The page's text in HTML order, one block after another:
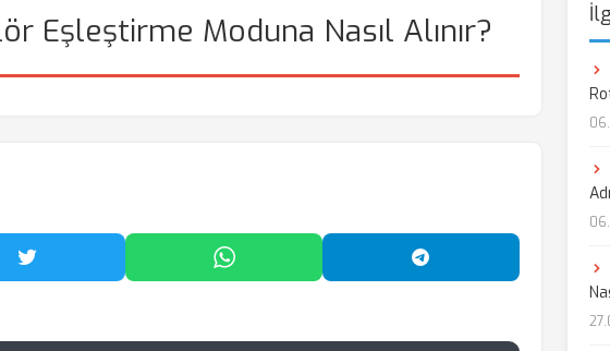
Eşleştirme Moduna Nasıl Alınır?
Twitter'da Paylaş WhatsApp'ta Paylaş Telegram'da Paylaş